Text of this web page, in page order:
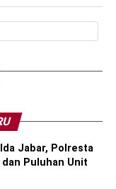
Jabar, Polresta
Puluhan Unit